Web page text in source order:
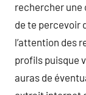
rechercher une
de te percevoir
l’attention des
profils puisque
auras de